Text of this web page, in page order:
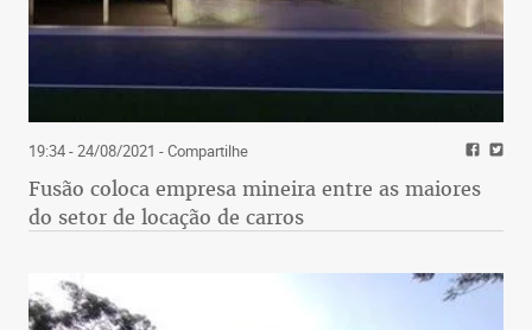
19:34 - 24/08/2021 - Compartilhe
Fusão coloca empresa mineira entre as maiores
do setor de locação de carros